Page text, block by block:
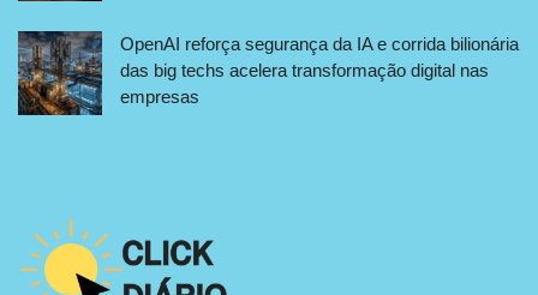
OpenAI reforça segurança da IA e corrida bilionária
das big techs acelera transformação digital nas
empresas